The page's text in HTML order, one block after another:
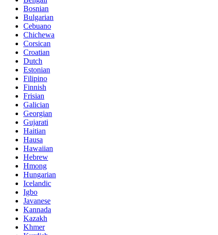
Bosnian
Bulgarian
Cebuano
Chichewa
Corsican
Croatian
Dutch
Estonian
Filipino
Finnish
Frisian
Galician
Georgian
Gujarati
Haitian
Hausa
Hawaiian
Hebrew
Hmong
Hungarian
Icelandic
Igbo
Javanese
Kannada
Kazakh
Khmer